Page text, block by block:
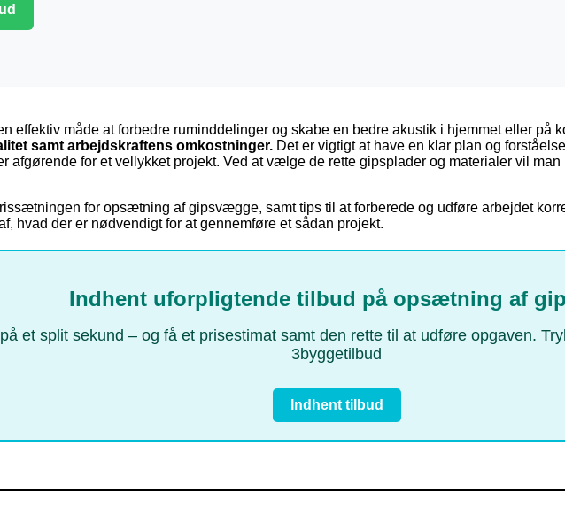
måde at forbedre ruminddelinger og skabe en bedre akustik i hjemmet eller på
samt arbejdskraftens omkostninger. Det er vigtigt at have en klar plan og
afgørende for et vellykket projekt. Ved at vælge de rette gipsplader og materialer vil
for opsætning af gipsvægge, samt tips til at forberede og udføre arbejdet
hvad der er nødvendigt for at gennemføre et sådan projekt.
Indhent uforpligtende tilbud på opsætning af
et split sekund – og få et prisestimat samt den rette til at udføre opgaven.
3byggetilbud
Indhent tilbud